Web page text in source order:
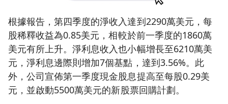
根據報告，第四季度的淨收入達到2290萬美元，每
股稀釋收益為0.85美元，相較於前一季度的1860萬
美元有所上升。淨利息收入也小幅增長至6210萬美
元，淨利息邊際則增加7個基點，達到3.56%。此
外，公司宣佈第一季度現金股息提高至每股0.29美
元，並啟動5500萬美元的新股票回購計劃。